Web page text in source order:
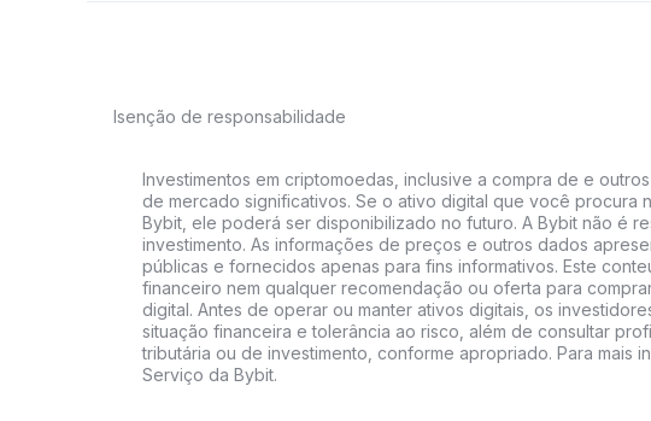
Isenção de responsabilidade
Investimentos em criptomoedas, inclusive a compra de e
de mercado significativos. Se o ativo digital que você procura
Bybit, ele poderá ser disponibilizado no futuro. A Bybit não é
investimento. As informações de preços e outros dados
públicas e fornecidos apenas para fins informativos. Este
financeiro nem qualquer recomendação ou oferta para
digital. Antes de operar ou manter ativos digitais, os
situação financeira e tolerância ao risco, além de consultar
tributária ou de investimento, conforme apropriado. Para mais
Serviço da Bybit.